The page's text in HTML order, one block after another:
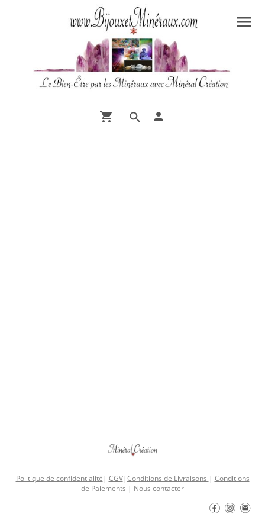
Politique de confidentialité | CGV|Conditions de Livraisons | Conditions
de Paiements | Nous contacter